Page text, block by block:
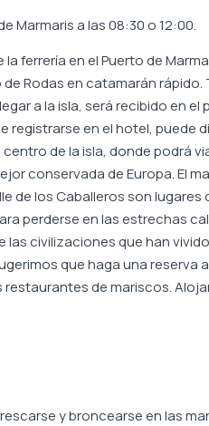
Marmaris a las 08:30 o 12:00.
ferrería en el Puerto de
Rodas en catamarán rápido.
a la isla, será recibido en el
registrarse en el hotel, puede
de la isla, donde podrá
conservada de Europa. El
de los Caballeros son lugares
perderse en las estrechas
civilizaciones que han
que haga una reserva
de mariscos.
y broncearse en las